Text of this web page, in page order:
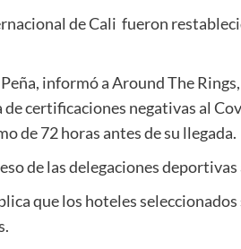
de Cali fueron
informó a Around The
certificaciones negativas al
de 72 horas antes de su llegada.
de las delegaciones deportivas
que los hoteles